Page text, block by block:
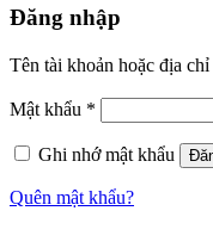
Đăng nhập
Tên tài khoản hoặc địa chỉ
Mật khẩu *
Ghi nhớ mật khẩu
Quên mật khẩu?